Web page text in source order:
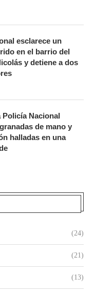
esclarece un
en el barrio del
y detiene a dos
Policía Nacional
de mano y
halladas en una
(24)
(21)
(13)